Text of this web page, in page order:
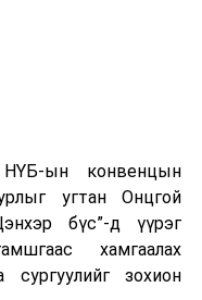
ын конвенцын
угтан Онцгой
бүс”-д үүрэг
хамгаалах
сургуулийг зохион